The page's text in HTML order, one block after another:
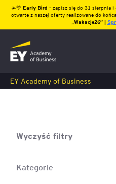
☀️🌴 Early Bird – zapisz się do 31 sierpnia i
otwarte z naszej oferty realizowane do
Wakacje26″ |
EY Academy of Business
Wyczyść filtry
Kategorie